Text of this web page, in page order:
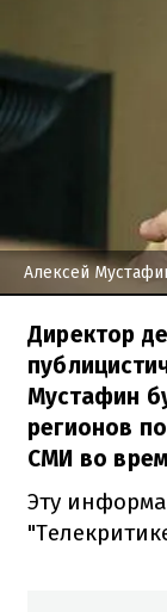
Алексей
Директор
Мустафин
регионов
СМИ во
Эту